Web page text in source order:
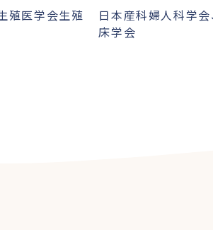
殖医学会生殖
日本産科婦人科学
床学会